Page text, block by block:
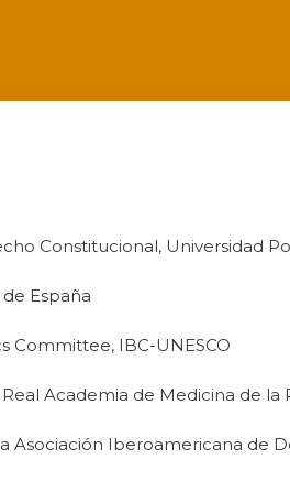
Constitucional, Universidad
España
Committee, IBC-UNESCO
Academia de Medicina de la
Asociación Iberoamericana de